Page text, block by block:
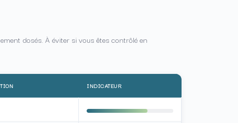
dosés. À éviter si vous êtes contrôlé en
INDICATEUR